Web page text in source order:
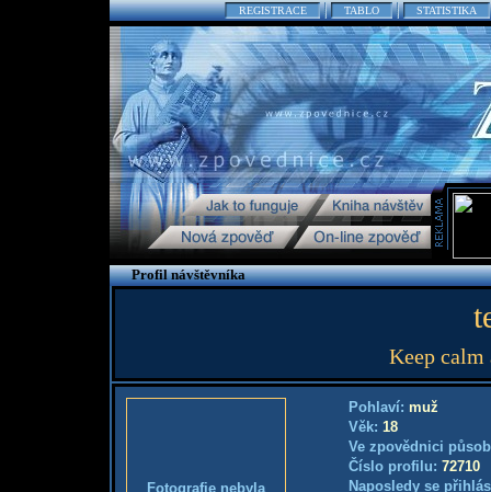
REGISTRACE TABLO STATISTIKA
Profil návštěvníka
Keep
Fotografie nebyla
Pohlaví: muž
Věk: 18
Ve zpovědnici
Číslo profilu: 72710
Naposledy se